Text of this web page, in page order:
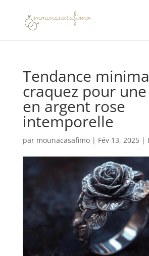
Tendance
craquez pour
en argent rose
intemporelle
par mounacasafimo| Fév 13, 2025|